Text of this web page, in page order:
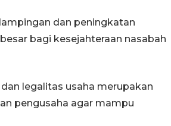
dan peningkatan
bagi kesejahteraan nasabah
legalitas usaha merupakan
pengusaha agar mampu